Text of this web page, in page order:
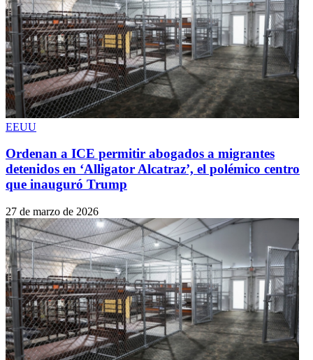
EEUU
Ordenan a ICE permitir abogados a migrantes
detenidos en ‘Alligator Alcatraz’, el polémico centro
que inauguró Trump
27 de marzo de 2026